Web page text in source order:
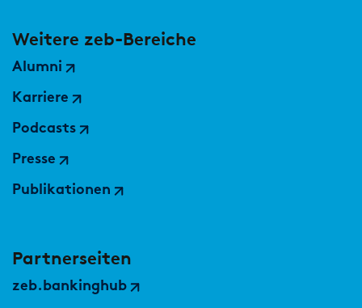
Weitere zeb-Bereiche
Alumni
Karriere
Podcasts
Presse
Publikationen
Partnerseiten
zeb.bankinghub